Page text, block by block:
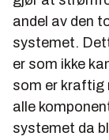
andel av den
systemet.
er som ikke
som er kraftig
alle
systemet da